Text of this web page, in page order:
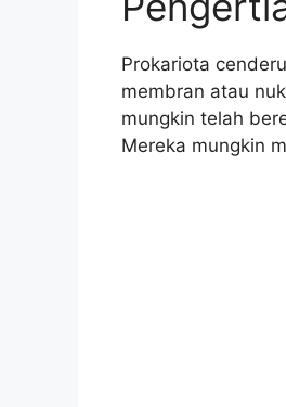
Prokariota
membran atau
mungkin telah
Mereka mungkin